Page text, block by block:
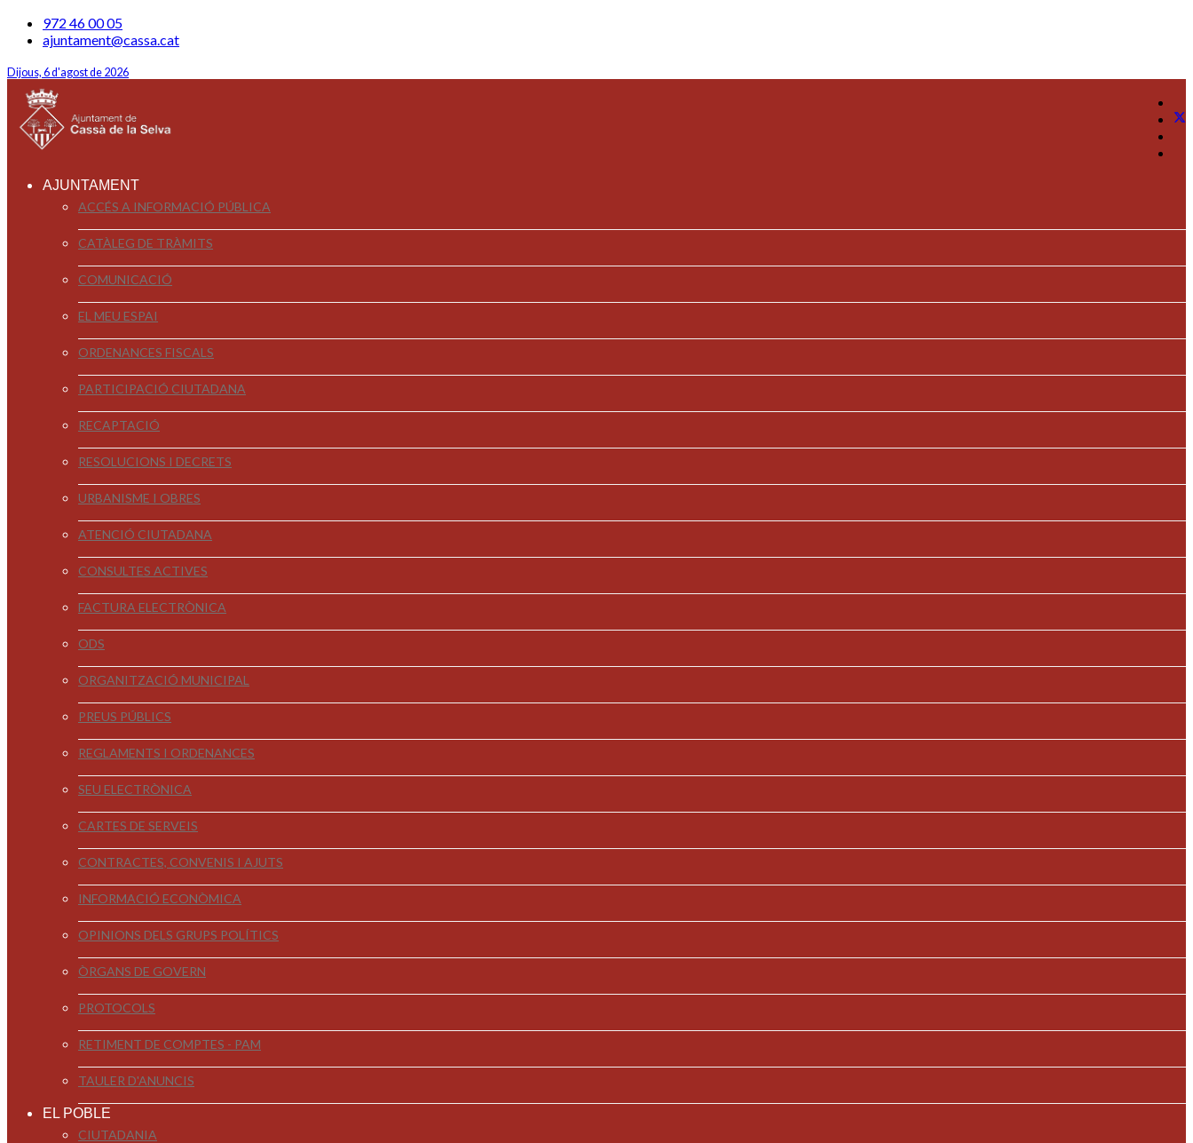
972 46 00 05
ajuntament@cassa.cat
Dijous, 6 d'agost de 2026
AJUNTAMENT
ACCÉS A INFORMACIÓ PÚBLICA
CATÀLEG DE TRÀMITS
COMUNICACIÓ
EL MEU ESPAI
ORDENANCES FISCALS
PARTICIPACIÓ CIUTADANA
RECAPTACIÓ
RESOLUCIONS I DECRETS
URBANISME I OBRES
ATENCIÓ CIUTADANA
CONSULTES ACTIVES
FACTURA ELECTRÒNICA
ODS
ORGANITZACIÓ MUNICIPAL
PREUS PÚBLICS
REGLAMENTS I ORDENANCES
SEU ELECTRÒNICA
CARTES DE SERVEIS
CONTRACTES, CONVENIS I AJUTS
INFORMACIÓ ECONÒMICA
OPINIONS DELS GRUPS POLÍTICS
ÒRGANS DE GOVERN
PROTOCOLS
RETIMENT DE COMPTES - PAM
TAULER D'ANUNCIS
EL POBLE
CIUTADANIA